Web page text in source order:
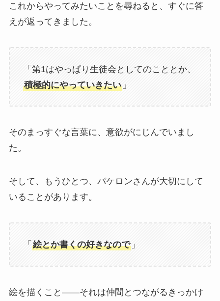
これからやってみたいことを尋ねると、すぐに答
えが返ってきました。
「第1はやっぱり生徒会としてのこととか、
積極的にやっていきたい」
そのまっすぐな言葉に、意欲がにじんでいまし
た。
そして、もうひとつ、パケロンさんが大切にして
いることがあります。
「 絵とか書くの好きなので」
絵を描くこと——それは仲間とつながるきっかけ